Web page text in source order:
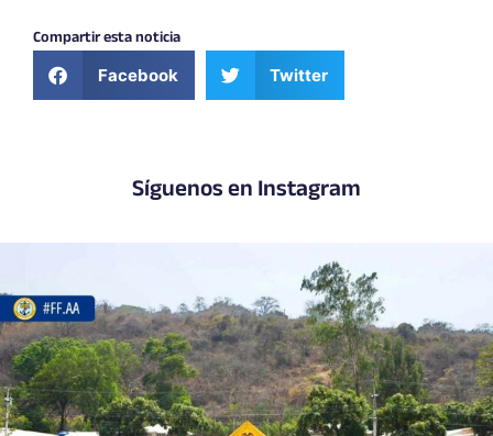
Compartir esta noticia
Facebook Twitter
Síguenos en Instagram